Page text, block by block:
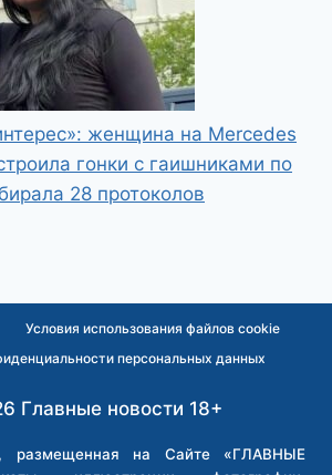
женщина на Mercedes
гонки с гаишниками по
28 протоколов
Условия использования файлов cookie
персональных данных
Главные новости 18+
размещенная на Сайте «ГЛАВНЫЕ